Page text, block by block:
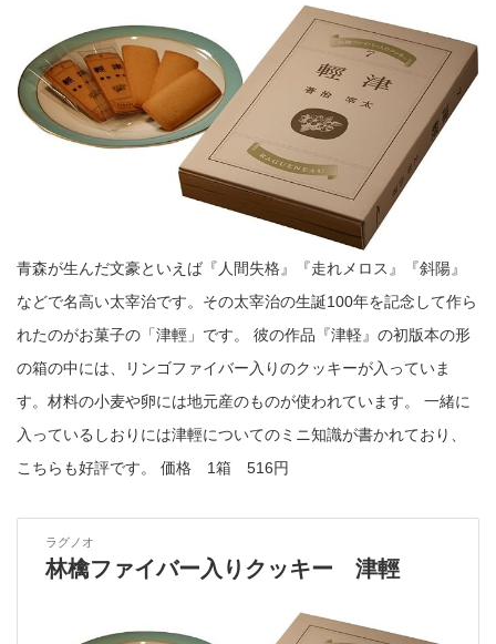
青森が生んだ文豪といえば『人間失格』『走れメロス』『斜陽』
などで名高い太宰治です。その太宰治の生誕100年を記念して作ら
れたのがお菓子の「津輕」です。 彼の作品『津軽』の初版本の形
の箱の中には、リンゴファイバー入りのクッキーが入っていま
す。材料の小麦や卵には地元産のものが使われています。 一緒に
入っているしおりには津輕についてのミニ知識が書かれており、
こちらも好評です。 価格 1箱 516円
ラグノオ
林檎ファイバー入りクッキー 津輕